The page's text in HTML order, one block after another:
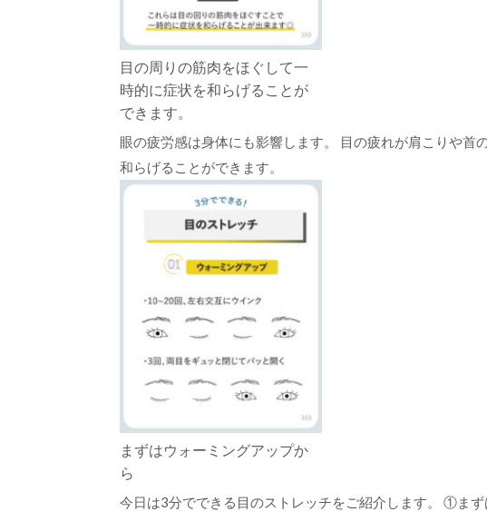
目の周りの筋肉をほぐして一
時的に症状を和らげることが
できます。
眼の疲労感は身体にも影響します。 目の疲れが肩こりや
和らげることができます。
まずはウォーミングアップか
ら
今日は3分でできる目のストレッチをご紹介します。 ①ま